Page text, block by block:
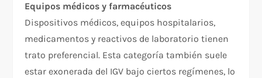
Equipos médicos y farmacéuticos
Dispositivos médicos, equipos hospitalarios,
medicamentos y reactivos de laboratorio tienen
trato preferencial. Esta categoría también suele
estar exonerada del IGV bajo ciertos regímenes, lo